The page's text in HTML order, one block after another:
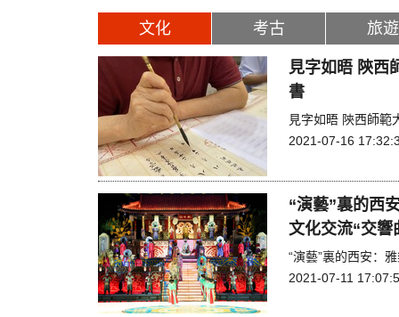
文化 考古 旅遊
見字如晤 陝西
書
見字如晤 陝西師範
2021-07-16
“演藝”裏的西
文化交流“交響
“演藝”裏的西安：
2021-07-11